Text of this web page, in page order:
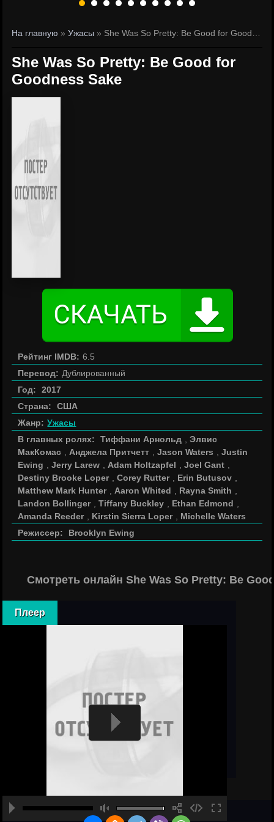
На главную »Ужасы » She Was So Pretty: Be Good for Goodness Sake
She Was So Pretty: Be Good for
Goodness Sake
Рейтинг IMDB: 6.5
Перевод: Дублированный
Год:
2017
Страна:
США
Жанр: Ужасы
В главных ролях:
Тиффани Арнольд ,Элвис
МакКомас
Анджела Притчетт ,Jason Waters ,Justin
Ewing
,Jerry Larew Adam Holtzapfel ,Joel Gant
Destiny Brooke Loper
,Corey Rutter Erin Butusov
Matthew Mark Hunter
Aaron Whited Rayna Smith
Landon Bollinger
,Tiffany Buckley Ethan Edmond
Amanda Reeder
Kirstin Sierra Loper
Michelle Waters
Режиссер:
Brooklyn Ewing
Смотреть онлайн She Was So Pretty: Be
Плеер